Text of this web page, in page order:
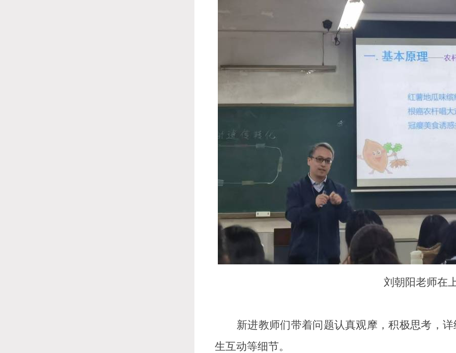
刘朝阳老师在
新进教师们带着问题认真观摩，积极思考，
生互动等细节。